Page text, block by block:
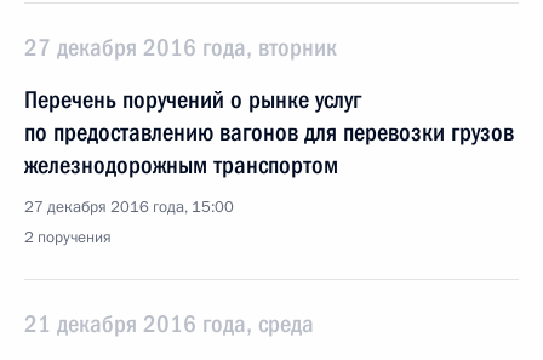
27 декабря 2016 года, вторник
Перечень поручений о рынке услуг
по предоставлению вагонов для перевозки грузов
железнодорожным транспортом
27 декабря 2016 года, 15:00
2 поручения
21 декабря 2016 года, среда